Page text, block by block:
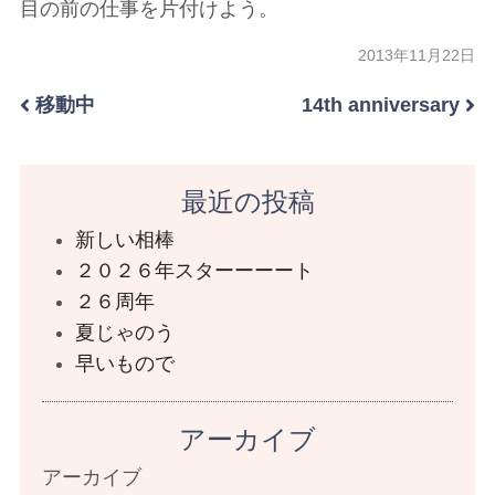
目の前の仕事を片付けよう。
2013年11月22日
移動中 14th anniversary
最近の投稿
新しい相棒
２０２６年スターーーート
２６周年
夏じゃのう
早いもので
アーカイブ
アーカイブ